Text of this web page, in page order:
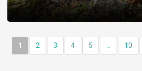
1 2 3 4 5 10